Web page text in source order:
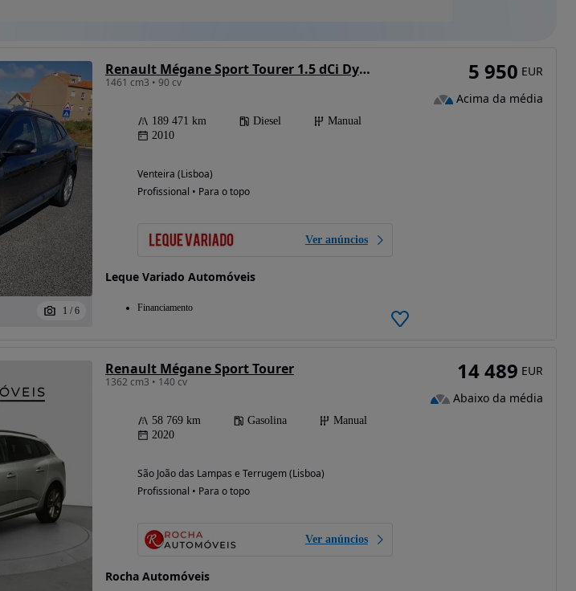
1 / 6
Renault Mégane Sport Tourer 1.5 dCi Dynamique
1461 cm3 • 90 cv
189 471 km Diesel
Manual
2010
Venteira (Lisboa)
Profissional • Para o topo
Ver anúncios
Leque Variado Automóveis
Financiamento
5 950 EUR
Acima da média
Renault Mégane Sport Tourer
1362 cm3 • 140 cv
58 769 km Gasolina
Manual
2020
São João das Lampas e Terrugem (Lisboa)
Profissional • Para o topo
Ver anúncios
Rocha Automóveis
14 489 EUR
Abaixo da média